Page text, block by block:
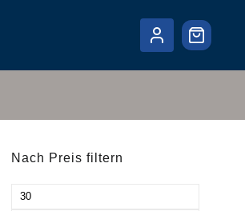
Nach Preis filtern
Min.